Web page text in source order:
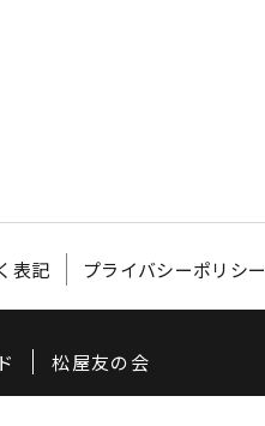
表記 プライバシーポリシー
松屋友の会